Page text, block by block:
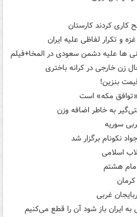
کاری کردند کارستان
ها علیه دشمن سعودی در المخا+فیلم
زن خارجی در کرانه باختری
بنزین!
مکه» است
به خاطر اضافه وزن
سوریه
نکونام برگزار شد
اسلامی
امام هشتم
ایران باز شود آن را قطع می‌کنیم